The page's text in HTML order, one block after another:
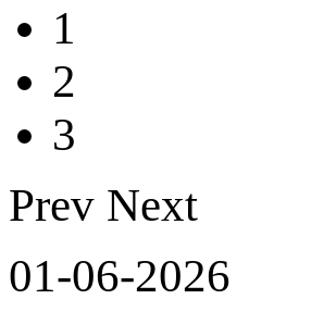
1
2
3
Prev Next
01-06-2026